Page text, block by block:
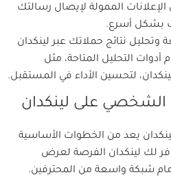
الإعلانات الممولة لإيصال رسالتك
بشكل أسرع.
وتحليل نتائج حملاتك عبر لينكدان
التحليل المتاحة، مثل
لتحسين الأداء في المستقبل.
الشخصي على لينكدان
يعد من الخطوات الأساسية
لك لينكدان الفرصة لعرض
شبكة واسعة من المحترفين.